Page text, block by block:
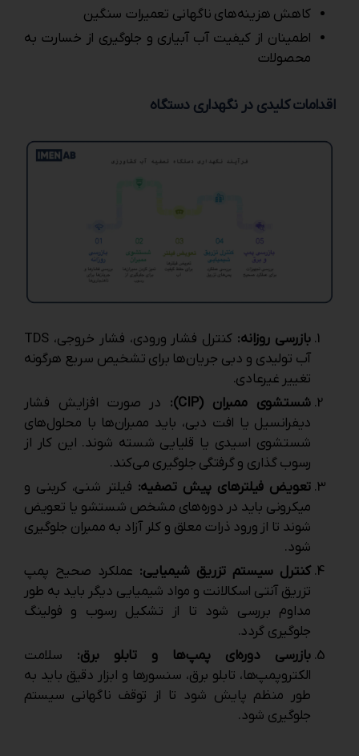
کاهش هزینه‌های ناگهانی تعمیرات سنگین
اطمینان از کیفیت آب آبیاری و جلوگیری از خسارت به
محصولات
اقدامات کلیدی در نگهداری دستگاه
بازرسی روزانه:
کنترل فشار ورودی، فشار خروجی، TDS
آب تولیدی و دبی جریان‌ها برای تشخیص سریع هرگونه
تغییر غیرعادی.
شستشوی ممبران (CIP):
در صورت افزایش فشار
دیفرانسیل یا افت دبی، باید ممبران‌ها با محلول‌های
شستشوی اسیدی یا قلیایی شسته شوند. این کار از
رسوب‌ گذاری و گرفتگی جلوگیری می‌کند.
تعویض فیلترهای پیش ‌تصفیه: فیلتر شنی، کربنی و
میکرونی باید در دوره‌های مشخص شستشو یا تعویض
شوند تا از ورود ذرات معلق و کلر آزاد به ممبران جلوگیری
شود.
کنترل سیستم تزریق شیمیایی: عملکرد صحیح پمپ
تزریق آنتی ‌اسکالانت و مواد شیمیایی دیگر باید به ‌طور
مداوم بررسی شود تا از تشکیل رسوب و فولینگ
جلوگیری گردد.
بازرسی دوره‌ای پمپ‌ها و تابلو برق: سلامت
الکتروپمپ‌ها، تابلو برق، سنسورها و ابزار دقیق باید به
‌طور منظم پایش شود تا از توقف ناگهانی سیستم
جلوگیری شود.